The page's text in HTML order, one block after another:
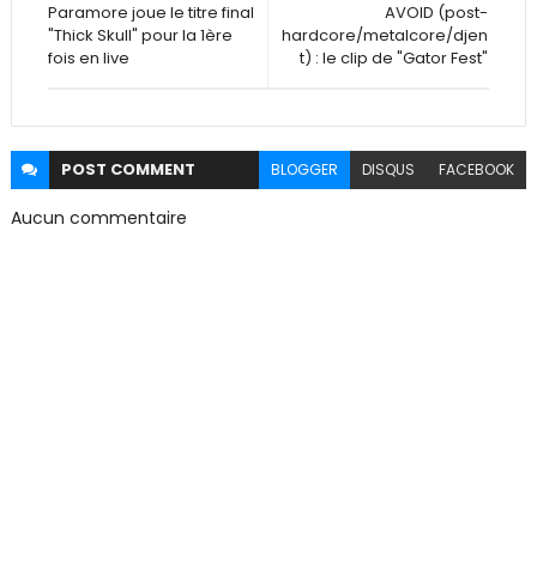
AVOID (post-
hardcore/metalcore/djen
t) : le clip de "Gator Fest"
Paramore joue le titre final
"Thick Skull" pour la 1ère
fois en live
POST COMMENT BLOGGER DISQUS FACEBOOK
Aucun commentaire